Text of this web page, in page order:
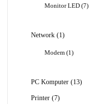
Monitor LED 77
Network 11
Modem 1 1
PC Komputer 1313
Printer
77